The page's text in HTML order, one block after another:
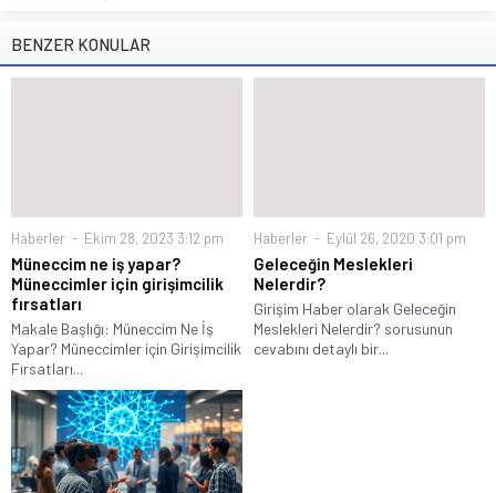
BENZER KONULAR
Haberler Ekim 28, 2023 3:12 pm
Müneccim ne iş yapar?
Müneccimler için girişimcilik
fırsatları
Makale Başlığı: Müneccim Ne İş
Yapar? Müneccimler için Girişimcilik
Fırsatları...
Haberler Eylül 26, 2020 3:01 pm
Geleceğin Meslekleri
Nelerdir?
Girişim Haber olarak Geleceğin
Meslekleri Nelerdir? sorusunun
cevabını detaylı bir...